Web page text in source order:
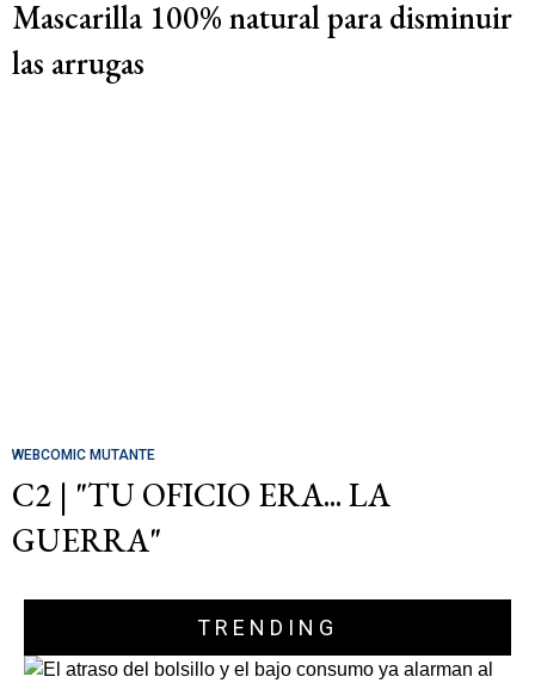
Mascarilla 100% natural para disminuir
las arrugas
WEBCOMIC MUTANTE
C2 | "TU OFICIO ERA... LA
GUERRA"
TRENDING